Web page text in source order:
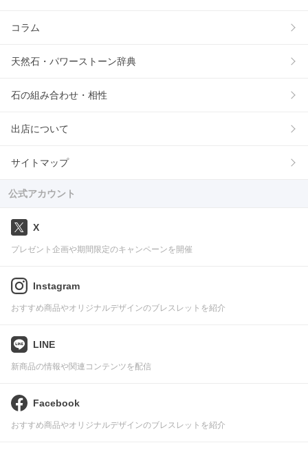
コラム
天然石・パワーストーン辞典
石の組み合わせ・相性
出店について
サイトマップ
公式アカウント
X
プレゼント企画や期間限定のキャンペーンを開催
Instagram
おすすめ商品やオリジナルデザインのブレスレットを紹介
LINE
新商品の情報や関連コンテンツを配信
Facebook
おすすめ商品やオリジナルデザインのブレスレットを紹介